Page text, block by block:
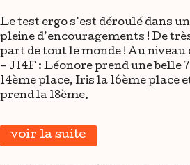
Le test ergo s’est déroulé dans
pleine d’encouragements ! De
part de tout le monde ! Au niveau
– J14F : Léonore prend une belle
14ème place, Iris la 16ème place
prend la 18ème.
voir la suite